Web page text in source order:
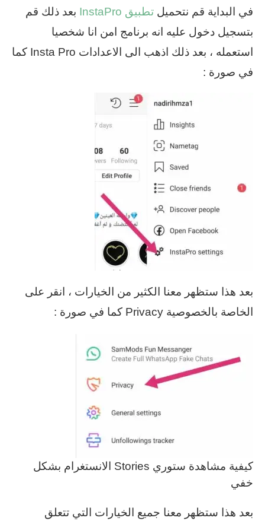
في البداية قم نتحميل تطبيق InstaPro
بعد ذلك قم
بتسجيل دخول عليه انه برنامج امن انا شخصيا
استعمله ، بعد ذلك اذهب الى الاعدادات Insta Pro كما
في صورة :
بعد هذا ستظهر معنا الكثير من الخيارات ، انقر على
الخاصة بالخصوصية Privacy كما في صورة :
كيفية مشاهدة ستوري Stories الانستغرام بشكل
خفي
بعد هذا ستظهر معنا جميع الخيارات التي تتعلق